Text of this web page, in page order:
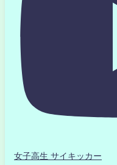
女子高生 サイキッカー